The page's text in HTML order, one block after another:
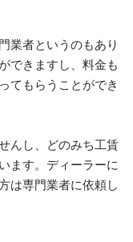
業者というのもあり
できますし、料金も
てもらうことができ
んし、どのみち工賃
ます。ディーラーに
は専門業者に依頼し